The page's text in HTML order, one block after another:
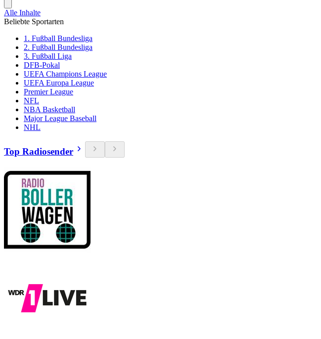
Alle Inhalte
Beliebte Sportarten
1. Fußball Bundesliga
2. Fußball Bundesliga
3. Fußball Liga
DFB-Pokal
UEFA Champions League
UEFA Europa League
Premier League
NFL
NBA Basketball
Major League Baseball
NHL
Top Radiosender